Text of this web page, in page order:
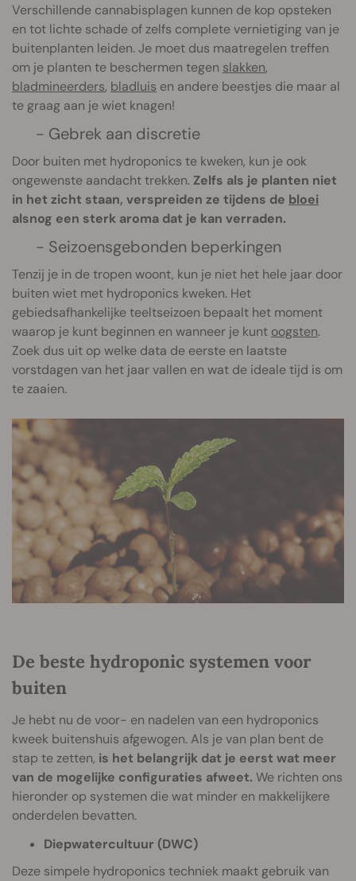
Verschillende cannabisplagen kunnen de kop opsteken
en tot lichte schade of zelfs complete vernietiging van je
buitenplanten leiden. Je moet dus maatregelen treffen
om je planten te beschermen tegen slakken,
bladmineerders, bladluis en andere beestjes die maar al
te graag aan je wiet knagen!
- Gebrek aan discretie
Door buiten met hydroponics te kweken, kun je ook
ongewenste aandacht trekken. Zelfs als je planten niet
in het zicht staan, verspreiden ze tijdens de bloei
alsnog een sterk aroma dat je kan verraden.
- Seizoensgebonden beperkingen
Tenzij je in de tropen woont, kun je niet het hele jaar door
buiten wiet met hydroponics kweken. Het
gebiedsafhankelijke teeltseizoen bepaalt het moment
waarop je kunt beginnen en wanneer je kunt oogsten.
Zoek dus uit op welke data de eerste en laatste
vorstdagen van het jaar vallen en wat de ideale tijd is om
te zaaien.
De beste hydroponic systemen voor
buiten
Je hebt nu de voor- en nadelen van een hydroponics
kweek buitenshuis afgewogen. Als je van plan bent de
stap te zetten, is het belangrijk dat je eerst wat meer
van de mogelijke configuraties afweet. We richten ons
hieronder op systemen die wat minder en makkelijkere
onderdelen bevatten.
Diepwatercultuur (DWC)
Deze simpele hydroponics techniek maakt gebruik van